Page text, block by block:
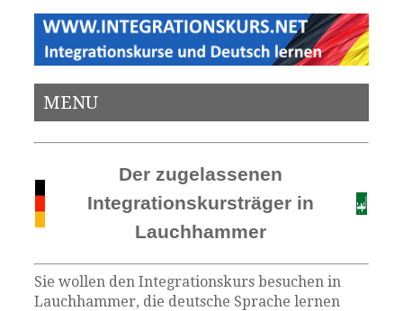
MENU
Der zugelassenen
Integrationskursträger in
Lauchhammer
Sie wollen den Integrationskurs besuchen in
Lauchhammer, die deutsche Sprache lernen